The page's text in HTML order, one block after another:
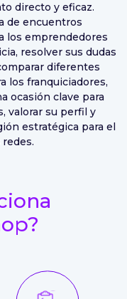
directo y eficaz.
de encuentros
los emprendedores
resolver sus dudas
diferentes
los franquiciadores,
ocasión clave para
valorar su perfil y
estratégica para el